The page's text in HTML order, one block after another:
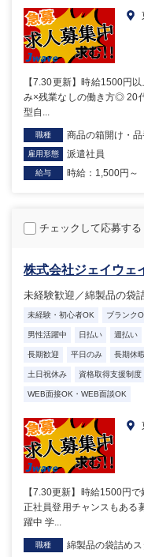
【7.30更新】時給1500円
み×残業なしの働き方◎ 20
型自...
職種 商品の箱開け・
雇用形態 派遣社員
給与 時給：1,500円～
チェックして応募する
株式会社ジェイウェ
未経験歓迎／綿製品の袋
未経験・初心者OK ブランク
男性活躍中 日払い 週払い
長期歓迎 平日のみ 長期休
土日祝休み 資格取得支援制度
WEB面接OK・WEB面談OK
【7.30更新】時給1500円
正社員登用チャンスもあ
躍中 学...
職種 綿製品の袋詰めス